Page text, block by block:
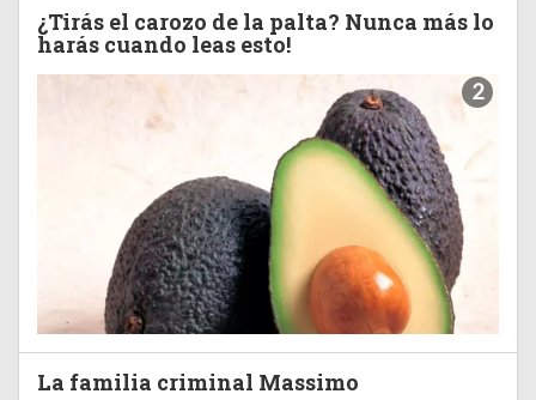
¿Tirás el carozo de la palta? Nunca más lo
harás cuando leas esto!
2
La familia criminal Massimo